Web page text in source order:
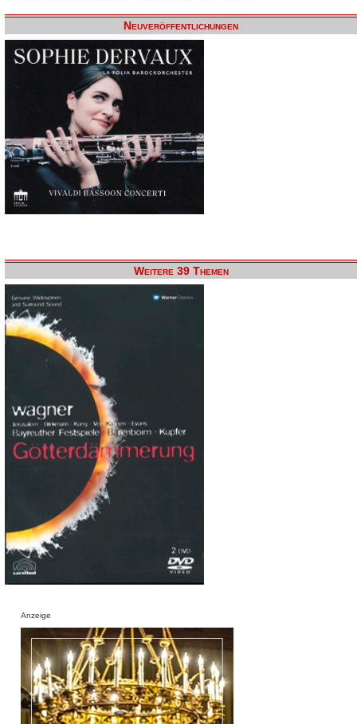
Neuveröffentlichungen
Weitere 39 Themen
Anzeige